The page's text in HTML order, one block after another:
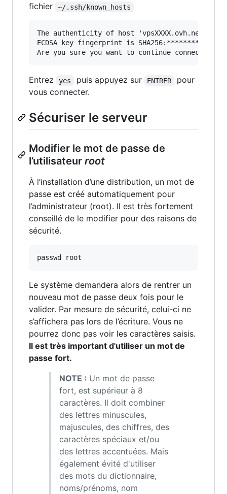
fichier ~/.ssh/known_hosts
The authenticity of host 'vpsXXXX.ovh.net
ECDSA key fingerprint is
Entrez yes puis appuyez sur ENTRER
pour
vous connecter.
Sécuriser le serveur
Modifier le mot de passe de
l’utilisateur root
À l’installation d’une distribution, un mot de
passe est créé automatiquement pour
l’administrateur (root). Il est très fortement
conseillé de le modifier pour des raisons de
sécurité.
passwd root
Le système demandera alors de rentrer un
nouveau mot de passe deux fois pour le
valider. Par mesure de sécurité, celui-ci ne
s’affichera pas lors de l’écriture. Vous ne
pourrez donc pas voir les caractères saisis.
Il est très important d'utiliser un mot de
passe fort.
NOTE : Un mot de passe
fort, est supérieur à 8
caractères. Il doit combiner
des lettres minuscules,
majuscules, des chiffres, des
caractères spéciaux et/ou
des lettres accentuées. Mais
également évité d'utiliser
des mots du dictionnaire,
noms/prénoms, nom